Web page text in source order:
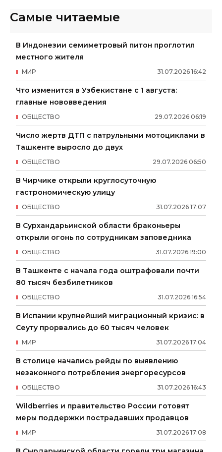
Самые читаемые
В Индонезии семиметровый питон проглотил
местного жителя
31.07.2026 16:42
МИР
Что изменится в Узбекистане с 1 августа:
главные нововведения
29.07.2026 06:19
ОБЩЕСТВО
Число жертв ДТП с патрульными мотоциклами в
Ташкенте выросло до двух
29.07.2026 06:50
ОБЩЕСТВО
В Чирчике открыли круглосуточную
гастрономическую улицу
31.07.2026 17:07
ОБЩЕСТВО
В Сурхандарьинской области браконьеры
открыли огонь по сотрудникам заповедника
31.07.2026 19:00
ОБЩЕСТВО
В Ташкенте с начала года оштрафовали почти
80 тысяч безбилетников
31.07.2026 16:54
ОБЩЕСТВО
В Испании крупнейший миграционный кризис: в
Сеуту прорвались до 60 тысяч человек
31.07.2026 17:04
МИР
В столице начались рейды по выявлению
незаконного потребления энергоресурсов
31.07.2026 16:43
ОБЩЕСТВО
Wildberries и правительство России готовят
меры поддержки пострадавших продавцов
31.07.2026 17:08
МИР